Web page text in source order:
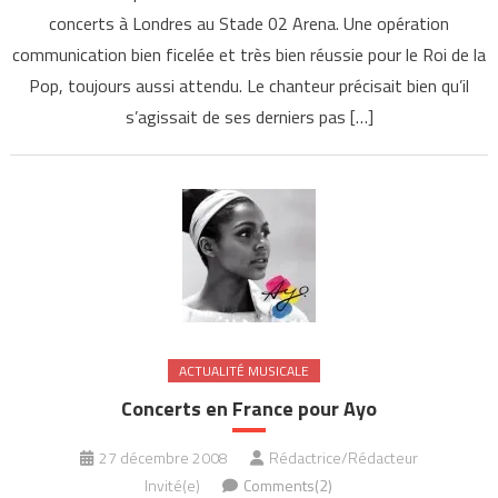
concerts à Londres au Stade 02 Arena. Une opération
communication bien ficelée et très bien réussie pour le Roi de la
Pop, toujours aussi attendu. Le chanteur précisait bien qu’il
s’agissait de ses derniers pas […]
ACTUALITÉ MUSICALE
Concerts en France pour Ayo
27 décembre 2008
Rédactrice/Rédacteur
Invité(e)
Comments(2)